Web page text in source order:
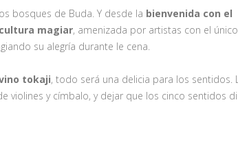
bosques de Buda. Y desde la bienvenida con el
magiar, amenizada por artistas con el
su alegría durante le cena.
tokaji, todo será una delicia para los sentidos.
violines y címbalo, y dejar que los cinco sentidos